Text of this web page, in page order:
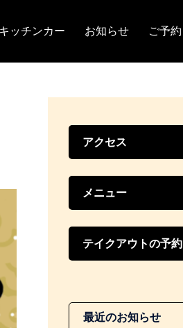
ッチンカー お知らせ ご予約
アクセス
メニュー
テイクアウトの予約
最近のお知らせ